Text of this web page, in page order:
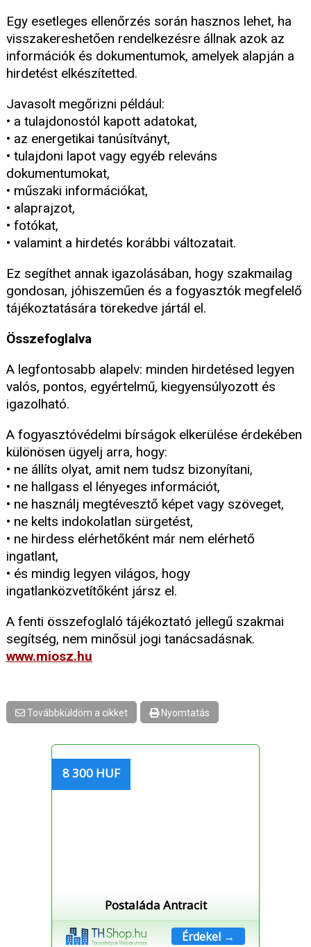
Egy esetleges ellenőrzés során hasznos lehet, ha
visszakereshetően rendelkezésre állnak azok az
információk és dokumentumok, amelyek alapján a
hirdetést elkészítetted.
Javasolt megőrizni például:
• a tulajdonostól kapott adatokat,
• az energetikai tanúsítványt,
• tulajdoni lapot vagy egyéb releváns
dokumentumokat,
• műszaki információkat,
• alaprajzot,
• fotókat,
• valamint a hirdetés korábbi változatait.
Ez segíthet annak igazolásában, hogy szakmailag
gondosan, jóhiszeműen és a fogyasztók megfelelő
tájékoztatására törekedve jártál el.
Összefoglalva
A legfontosabb alapelv: minden hirdetésed legyen
valós, pontos, egyértelmű, kiegyensúlyozott és
igazolható.
A fogyasztóvédelmi bírságok elkerülése érdekében
különösen ügyelj arra, hogy:
• ne állíts olyat, amit nem tudsz bizonyítani,
• ne hallgass el lényeges információt,
• ne használj megtévesztő képet vagy szöveget,
• ne kelts indokolatlan sürgetést,
• ne hirdess elérhetőként már nem elérhető
ingatlant,
• és mindig legyen világos, hogy
ingatlanközvetítőként jársz el.
A fenti összefoglaló tájékoztató jellegű szakmai
segítség, nem minősül jogi tanácsadásnak.
www.miosz.hu
Továbbküldöm a cikket Nyomtatás
8 300 HUF
Postaláda Antracit
Érdekel →